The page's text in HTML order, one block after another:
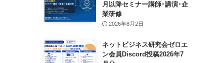
月以降セミナー講師･講演･企
業研修
2026年8月2日
ネットビジネス研究会ゼロエ
ン会員Discord投稿2026年7